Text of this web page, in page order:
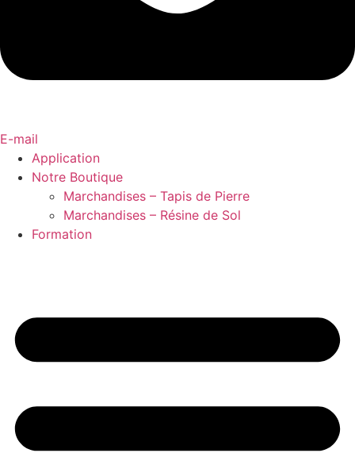
E-mail
Application
Notre Boutique
Marchandises – Tapis de Pierre
Marchandises – Résine de Sol
Formation